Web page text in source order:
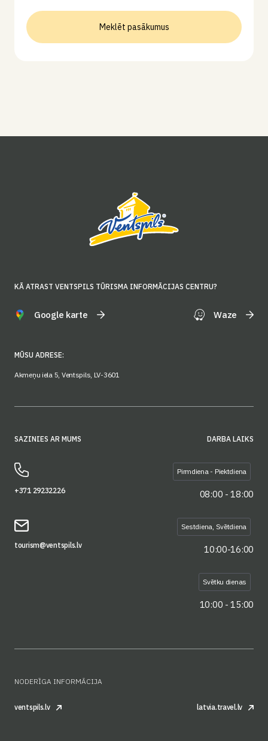
Meklēt pasākumus
KĀ ATRAST VENTSPILS TŪRISMA INFORMĀCIJAS CENTRU?
Google karte Waze
MŪSU ADRESE:
Akmeņu iela 5, Ventspils, LV-3601
SAZINIES AR MUMS
+371 29232226
tourism@ventspils.lv
DARBA LAIKS
Pirmdiena - Piektdiena
08:00 - 18:00
Sestdiena, Svētdiena
10:00-16:00
Svētku dienas
10:00 - 15:00
NODERĪGA INFORMĀCIJA
ventspils.lv latvia.travel.lv